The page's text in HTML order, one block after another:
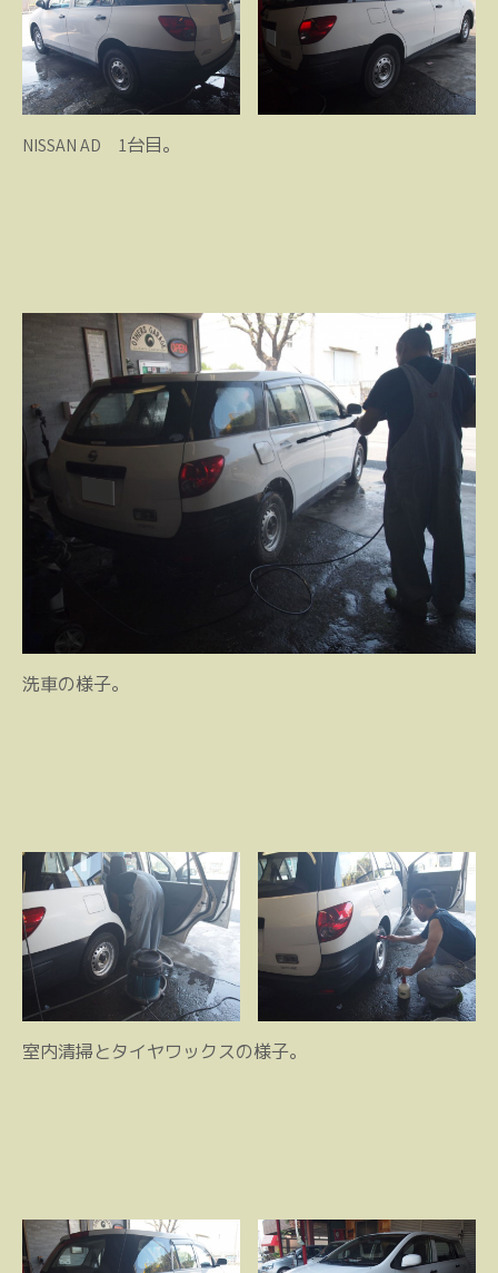
NISSAN AD 1台目。
洗車の様子。
室内清掃とタイヤワックスの様子。